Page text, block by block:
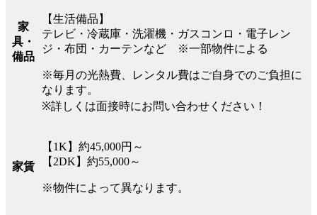
家
具・
備品
【生活備品】
テレビ・冷蔵庫・洗濯機・ガスコンロ・電子レン
ジ・布団・カーテンなど ※一部物件による
※毎月の光熱費、レンタル費はご自身でのご負担に
なります。
※詳しくは面接時にお問い合わせください！
家賃
【1K】約45,000円～
【2DK】約55,000～
※物件によって異なります。